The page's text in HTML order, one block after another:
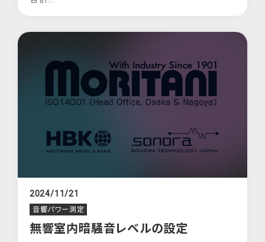
2024/11/21
音響パワー測定
無響室内暗騒音レベルの設定